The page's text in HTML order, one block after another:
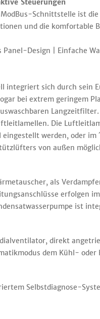
Steuerungen
Schnittstelle ist
und die komfortable
Panel-Design | Einfache
integriert sich durch sein
bei extrem geringem
Die
eingestellt werden, oder
von außen
als
erfolgen
ist
direkt
dem Kühl- oder
Selbstdiagnose-